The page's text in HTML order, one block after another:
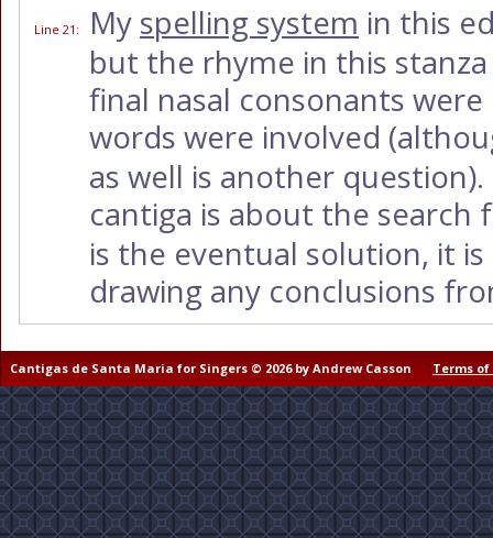
Line 21 : My spelling system in this
but the rhyme in this
final nasal consonants
words were involved
as well is another
cantiga is about the
is the eventual solution, it
drawing any conclusions
Cantigas de Santa Maria for Singers © 2026 by Andrew Casson Terms of